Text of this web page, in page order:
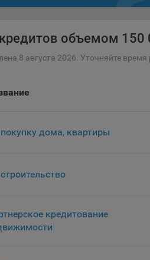
На
объемом 150
8 августа 2026. Уточняйте время
дома, квартиры
кредитование